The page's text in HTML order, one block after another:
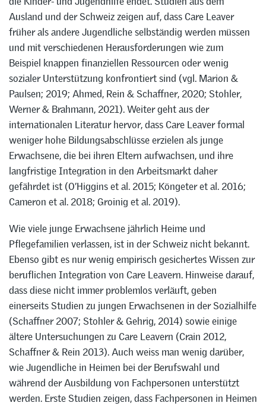
Ausland und der Schweiz zeigen auf, dass Care Leaver
früher als andere Jugendliche selbständig werden müssen
und mit verschiedenen Herausforderungen wie zum
Beispiel knappen finanziellen Ressourcen oder wenig
sozialer Unterstützung konfrontiert sind (vgl. Marion &
Paulsen; 2019; Ahmed, Rein & Schaffner, 2020; Stohler,
Werner & Brahmann, 2021). Weiter geht aus der
internationalen Literatur hervor, dass Care Leaver formal
weniger hohe Bildungsabschlüsse erzielen als junge
Erwachsene, die bei ihren Eltern aufwachsen, und ihre
langfristige Integration in den Arbeitsmarkt daher
gefährdet ist (O’Higgins et al. 2015; Köngeter et al. 2016;
Cameron et al. 2018; Groinig et al. 2019).
Wie viele junge Erwachsene jährlich Heime und
Pflegefamilien verlassen, ist in der Schweiz nicht bekannt.
Ebenso gibt es nur wenig empirisch gesichertes Wissen zur
beruflichen Integration von Care Leavern. Hinweise darauf,
dass diese nicht immer problemlos verläuft, geben
einerseits Studien zu jungen Erwachsenen in der Sozialhilfe
(Schaffner 2007; Stohler & Gehrig, 2014) sowie einige
ältere Untersuchungen zu Care Leavern (Crain 2012,
Schaffner & Rein 2013). Auch weiss man wenig darüber,
wie Jugendliche in Heimen bei der Berufswahl und
während der Ausbildung von Fachpersonen unterstützt
werden. Erste Studien zeigen, dass Fachpersonen in Heimen